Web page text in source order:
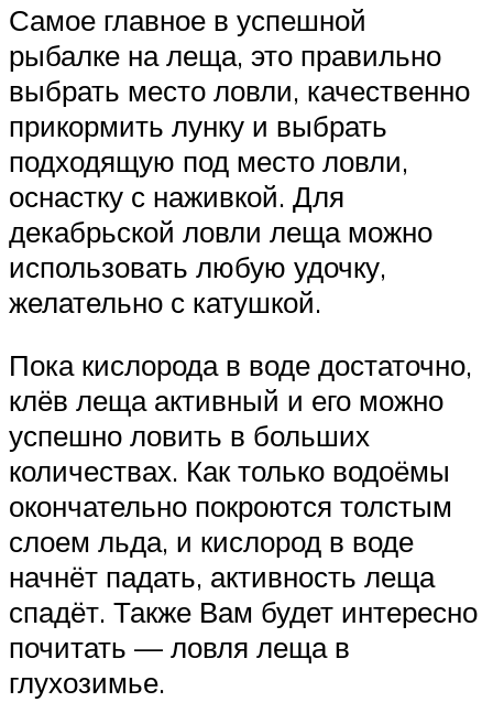
Самое главное в успешной
рыбалке на леща, это правильно
выбрать место ловли, качественно
прикормить лунку и выбрать
подходящую под место ловли,
оснастку с наживкой. Для
декабрьской ловли леща можно
использовать любую удочку,
желательно с катушкой.
Пока кислорода в воде достаточно,
клёв леща активный и его можно
успешно ловить в больших
количествах. Как только водоёмы
окончательно покроются толстым
слоем льда, и кислород в воде
начнёт падать, активность леща
спадёт. Также Вам будет интересно
почитать — ловля леща в
глухозимье.